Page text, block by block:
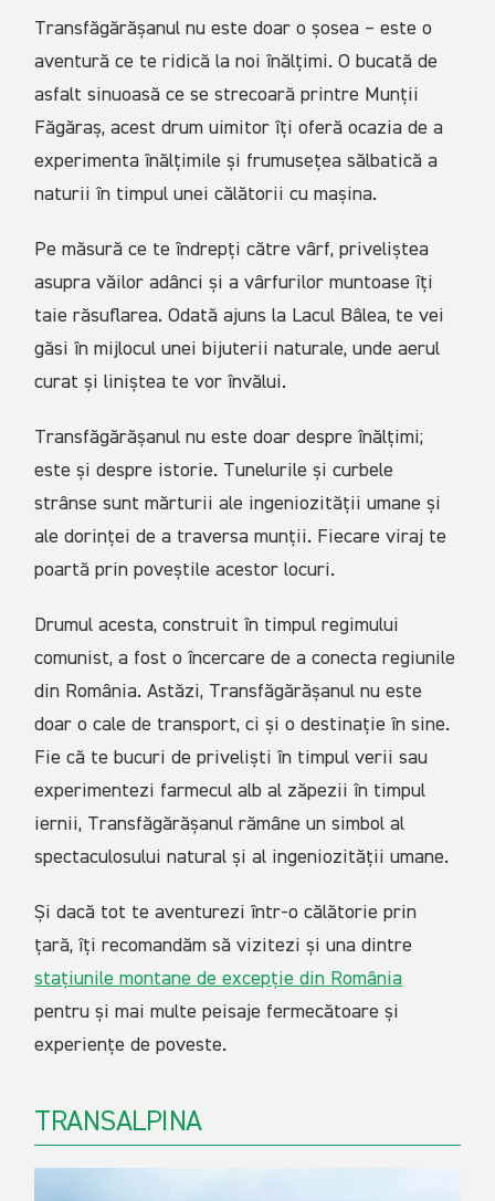
Transfăgărășanul nu este doar o șosea – este o
aventură ce te ridică la noi înălțimi. O bucată de
asfalt sinuoasă ce se strecoară printre Munții
Făgăraș, acest drum uimitor îți oferă ocazia de a
experimenta înălțimile și frumusețea sălbatică a
naturii în timpul unei călătorii cu mașina.
Pe măsură ce te îndrepți către vârf, priveliștea
asupra văilor adânci și a vârfurilor muntoase îți
taie răsuflarea. Odată ajuns la Lacul Bâlea, te vei
găsi în mijlocul unei bijuterii naturale, unde aerul
curat și liniștea te vor învălui.
Transfăgărășanul nu este doar despre înălțimi;
este și despre istorie. Tunelurile și curbele
strânse sunt mărturii ale ingeniozității umane și
ale dorinței de a traversa munții. Fiecare viraj te
poartă prin poveștile acestor locuri.
Drumul acesta, construit în timpul regimului
comunist, a fost o încercare de a conecta regiunile
din România. Astăzi, Transfăgărășanul nu este
doar o cale de transport, ci și o destinație în sine.
Fie că te bucuri de priveliști în timpul verii sau
experimentezi farmecul alb al zăpezii în timpul
iernii, Transfăgărășanul rămâne un simbol al
spectaculosului natural și al ingeniozității umane.
Și dacă tot te aventurezi într-o călătorie prin
țară, îți recomandăm să vizitezi și una dintre
stațiunile montane de excepție din România
pentru și mai multe peisaje fermecătoare și
experiențe de poveste.
TRANSALPINA